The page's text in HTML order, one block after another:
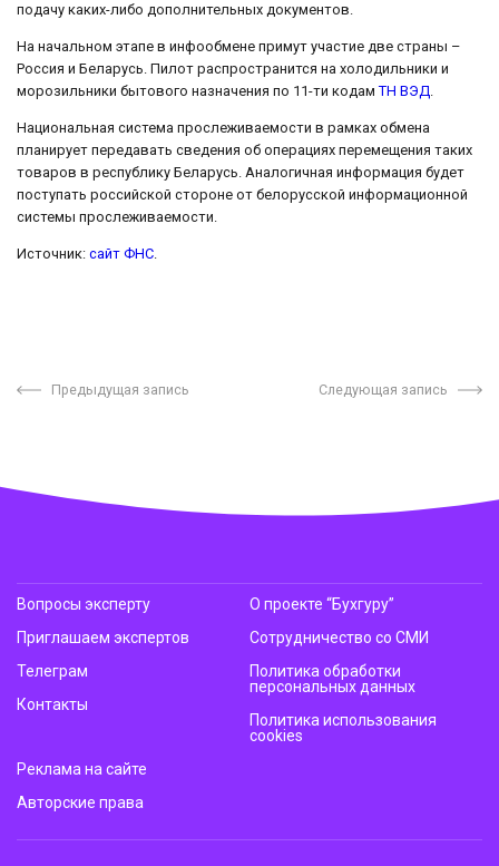
подачу каких-либо дополнительных документов.
На начальном этапе в инфообмене примут участие две страны –
Россия и Беларусь. Пилот распространится на холодильники и
морозильники бытового назначения по 11-ти кодам ТН ВЭД
Национальная система прослеживаемости в рамках обмена
планирует передавать сведения об операциях перемещения таких
товаров в республику Беларусь. Аналогичная информация будет
поступать российской стороне от белорусской информационной
системы прослеживаемости.
Источник: сайт ФНС
Предыдущая запись Следующая запись
Вопросы эксперту
Приглашаем экспертов
Телеграм
Контакты
О проекте “Бухгуру”
Сотрудничество со СМИ
Политика обработки
персональных данных
Политика использования
cookies
Реклама на сайте
Авторские права